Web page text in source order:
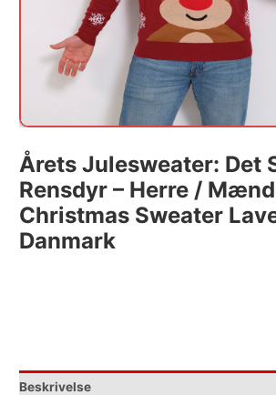
Årets Julesweater: Det
Rensdyr – Herre /
Christmas Sweater
Danmark
Beskrivelse